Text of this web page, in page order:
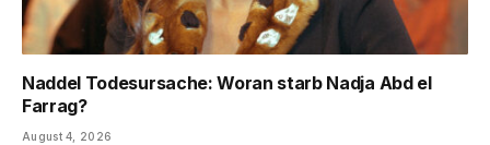
Naddel Todesursache: Woran starb Nadja Abd el
Farrag?
August 4, 2026